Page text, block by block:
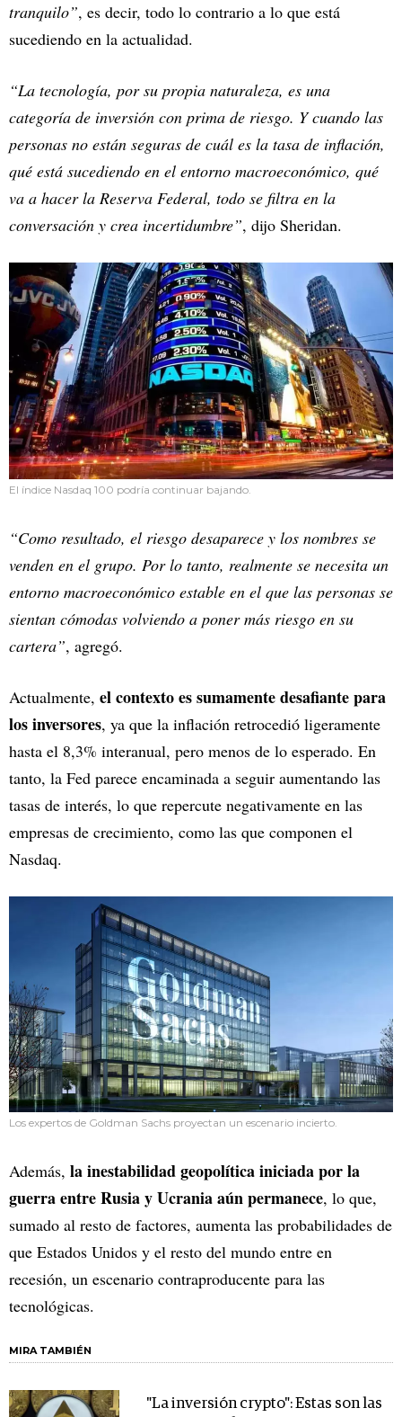
tranquilo”, es decir, todo lo contrario a lo que está
sucediendo en la actualidad.
“La tecnología, por su propia naturaleza, es una
categoría de inversión con prima de riesgo. Y cuando las
personas no están seguras de cuál es la tasa de inflación,
qué está sucediendo en el entorno macroeconómico, qué
va a hacer la Reserva Federal, todo se filtra en la
conversación y crea incertidumbre”, dijo Sheridan.
El índice Nasdaq 100 podría continuar bajando.
“Como resultado, el riesgo desaparece y los nombres se
venden en el grupo. Por lo tanto, realmente se necesita un
entorno macroeconómico estable en el que las personas se
sientan cómodas volviendo a poner más riesgo en su
cartera”, agregó.
Actualmente, el contexto es sumamente desafiante para
los inversores, ya que la inflación retrocedió ligeramente
hasta el 8,3% interanual, pero menos de lo esperado. En
tanto, la Fed parece encaminada a seguir aumentando las
tasas de interés, lo que repercute negativamente en las
empresas de crecimiento, como las que componen el
Nasdaq.
Los expertos de Goldman Sachs proyectan un escenario incierto.
Además, la inestabilidad geopolítica iniciada por la
guerra entre Rusia y Ucrania aún permanece, lo que,
sumado al resto de factores, aumenta las probabilidades de
que Estados Unidos y el resto del mundo entre en
recesión, un escenario contraproducente para las
tecnológicas.
MIRA TAMBIÉN
"La inversión crypto": Estas son las